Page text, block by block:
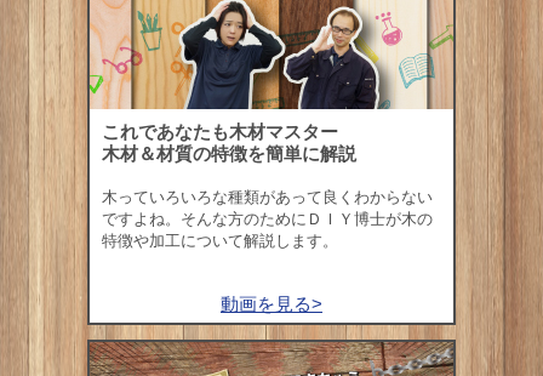
これであなたも木材マスター
木材＆材質の特徴を簡単に解説
木っていろいろな種類があって良くわからない
ですよね。そんな方のためにＤＩＹ博士が木の
特徴や加工について解説します。
動画を見る>